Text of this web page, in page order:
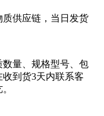
供应链，当日发货
量、规格型号、包
到货3天内联系客